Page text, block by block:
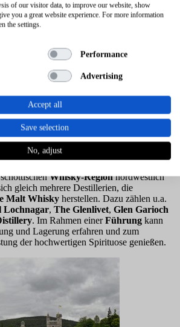
Zeiten im Sommer möglich, wenn die
bekannt gegeben. Man kann dann durch
kleinen
Ausstellung im Ballsaal
bieten, die bisher nicht für die
waren. Die Anzahl und Plätze dieser
stark begrenzt.
Whisky-Regionnordwestlich
gleich mehrere Destillerien, die
Malt Whisky herstellen. Dazu zählen u.a.
Lochnagar, The Glenlivet, Glen Garioch
. Im Rahmen einerFührung kann
und Lagerung erfahren und zum
der hochwertigen Spirituose genießen.
of our visitor data, to improve our website, show
you a great website experience. For more information
the settings.
Performance
Advertising
Accept all
Save selection
No, adjust